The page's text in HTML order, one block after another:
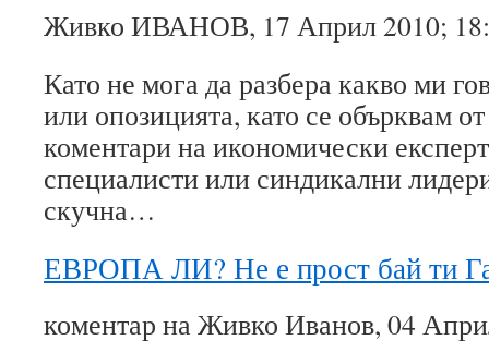
Живко ИВАНОВ, 17 Април 2010;
Като не мога да разбера какво ми
или опозицията, като се обърквам
коментари на икономически
специалисти или синдикални
скучна…
ЕВРОПА ЛИ? Не е прост бай ти
коментар на Живко Иванов, 04